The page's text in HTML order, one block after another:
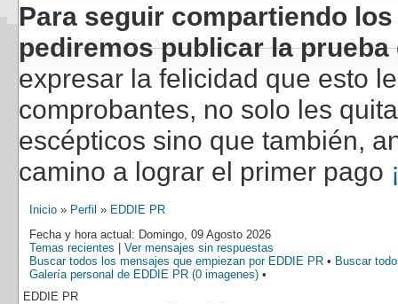
Para seguir compartiendo
pediremos publicar la
expresar la felicidad que esto
comprobantes, no solo les
escépticos sino que también,
camino a lograr el primer pago
Inicio » Perfil » EDDIE PR
Fecha y hora actual: Domingo, 09 Agosto 2026
Temas recientes
Ver mensajes sin respuestas
Buscar todos los mensajes que empiezan por EDDIE PR • Buscar
Galería personal de EDDIE PR (0 imagenes) •
EDDIE PR